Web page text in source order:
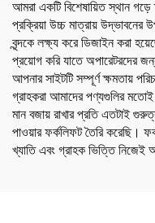
আমরা একটি বিশেষায়িত স্থান গড়ে
প্রক্রিয়া উচ্চ মাত্রায় উদ্ভাবনের
বৃন্দকে লক্ষ্য করে ডিজাইন করা
প্রয়োগ করি যাতে অপারেটরদের
আপনার সাইটটি সম্পূর্ণ ক্ষমতায়
গ্রাহকরা আমাদের পণ্যগুলির
মান বজায় রাখার প্রতি এতটাই
পাওয়ার ফর্কলিফট তৈরি করেছি।
খ্যাতি এবং গ্রাহক ভিত্তি নিজেই